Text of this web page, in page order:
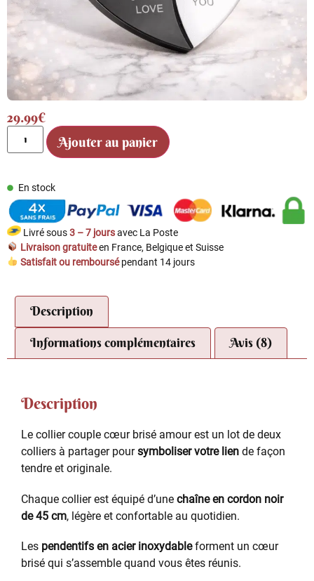
29.99€
Ajouter au panier
En stock
Livré sous3 – 7 joursavec La Poste
Livraison gratuiteen France, Belgique et Suisse
Satisfait ou remboursépendant 14 jours
Description
Informations complémentaires Avis (8)
Description
Le collier couple cœur brisé amour est un lot de deux
colliers à partager poursymboliser votre lien de façon
tendre et originale.
Chaque collier est équipé d’une chaîne en cordon noir
de 45 cm, légère et confortable au quotidien.
Les pendentifs en acier inoxydableforment un cœur
brisé qui s’assemble quand vous êtes réunis.